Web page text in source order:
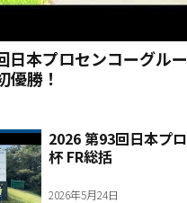
日本プロセンコーグル
優勝！
2026 第93回日本プ
杯 FR総括
2026年5月24日